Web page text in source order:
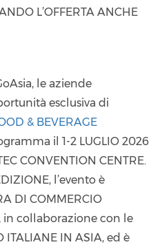
L’OFFERTA ANCHE
le aziende
esclusiva di
& BEVERAGE
il 1-2 LUGLIO 2026
CONVENTION CENTRE.
l’evento è
DI COMMERCIO
in collaborazione con le
ITALIANE IN ASIA, ed è